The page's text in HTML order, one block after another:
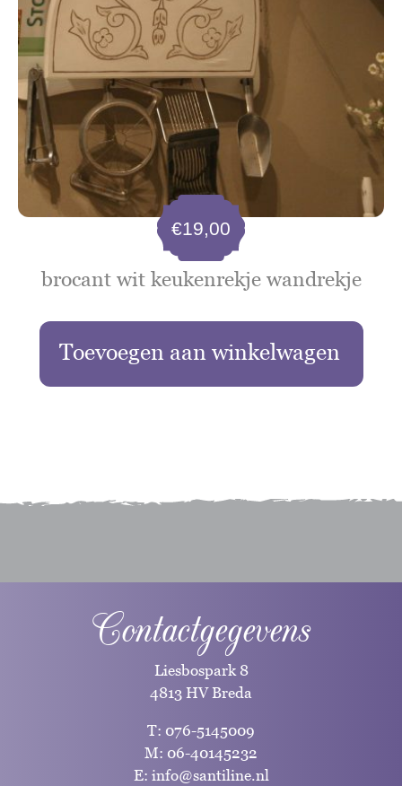
brocant wit keukenrekje wandrekje
€19,00
Toevoegen aan winkelwagen
Contactgegevens
Liesbospark 8
4813 HV Breda
T: 076-5145009
M: 06-40145232
E: info@santiline.nl